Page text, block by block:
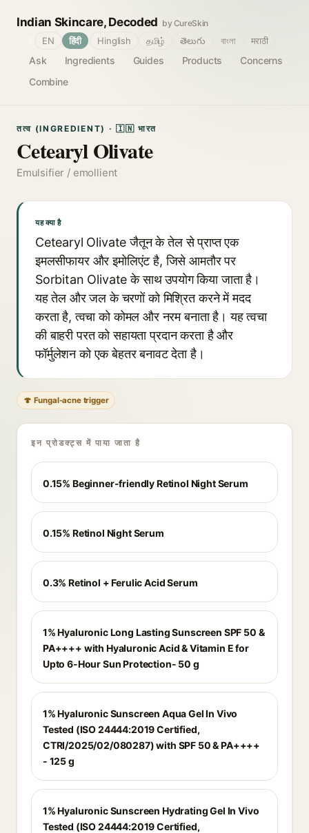
Indian Skincare, Decoded by CureSkin
Ask Ingredients Guides Products
Concerns
Combine
EN हिंदी Hinglish தமிழ் తెలుగు বাংলা मराठी
तत्व (INGREDIENT) · 🇮🇳 भारत
Cetearyl Olivate
Emulsifier / emollient
यह क्या है
Cetearyl Olivate जैतून के तेल से प्राप्त एक
इमलसीफायर और इमोलिएंट है, जिसे आमतौर पर
Sorbitan Olivate के साथ उपयोग किया जाता है।
यह तेल और जल के चरणों को मिश्रित करने में मदद
करता है, त्वचा को कोमल और नरम बनाता है। यह त्वचा
की बाहरी परत को सहायता प्रदान करता है और
फॉर्मुलेशन को एक बेहतर बनावट देता है।
🍄 Fungal-acne trigger
इन प्रोडक्ट्स में पाया जाता है
0.15% Beginner-friendly Retinol Night Serum
0.15% Retinol Night Serum
0.3% Retinol + Ferulic Acid Serum
1% Hyaluronic Long Lasting Sunscreen SPF 50 &
PA++++ with Hyaluronic Acid & Vitamin E for
Upto 6-Hour Sun Protection- 50 g
1% Hyaluronic Sunscreen Aqua Gel In Vivo
Tested (ISO 24444:2019 Certified,
CTRI/2025/02/080287) with SPF 50 & PA++++
- 125 g
1% Hyaluronic Sunscreen Hydrating Gel In Vivo
Tested (ISO 24444:2019 Certified,